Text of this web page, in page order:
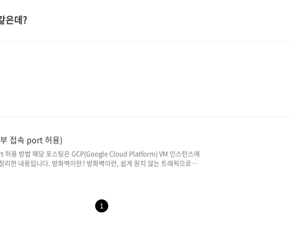
은데?
접속 port 허용)
허용 방법 해당 포스팅은 GCP(Google Cloud Platform) VM 인스턴스에
리한 내용입니다. 방화벽이란? 방화벽이란, 쉽게 원치 않는 트래픽으로부
스템을 의미하며, 방화멱을 통해 신뢰할 수 있는 네트워크와 신뢰할 수
있습니다. 만약 방화벽이 없으면 해당 네트워크는 시스템을 손상시키려는
화벽 정보를 확인해 보면 다음과 같은데요. 인스턴스 생성 시 HTTP,
1